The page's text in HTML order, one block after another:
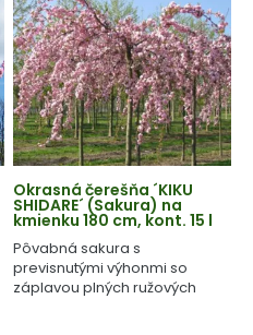
Okrasná čerešňa ´KIKU
SHIDARE´ (Sakura) na
kmienku 180 cm, kont. 15 l
Pôvabná sakura s
previsnutými výhonmi so
záplavou plných ružových